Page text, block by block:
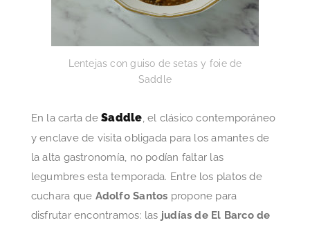
Lentejas con guiso de setas y foie de
Saddle
En la carta deSaddle, el clásico contemporáneo
y enclave de visita obligada para los amantes de
la alta gastronomía, no podían faltar las
legumbres esta temporada. Entre los platos de
cuchara que Adolfo Santos propone para
disfrutar encontramos: las judías de El Barco de